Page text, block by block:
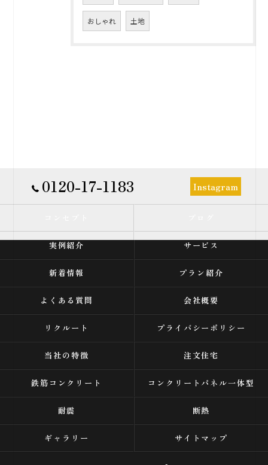
おしゃれ 土地
0120-17-1183 Instagram
実例紹介 サービス
新着情報 プラン紹介
よくある質問 会社概要
リクルート プライバシーポリシー
当社の特徴 注文住宅
鉄筋コンクリート コンクリートパネル一体型
耐震 断熱
ギャラリー サイトマップ